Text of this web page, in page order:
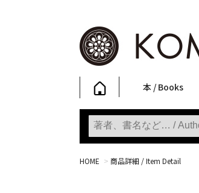
本 / Books
写真集
Photobooks
ファッション
Fashion
アート / 美術
Art
文学・人文
Literature & Humanities
日本文化
Japanese Culture
新刊
New Books
SALE
SALE
HOME > 商品詳細 / Item Detail